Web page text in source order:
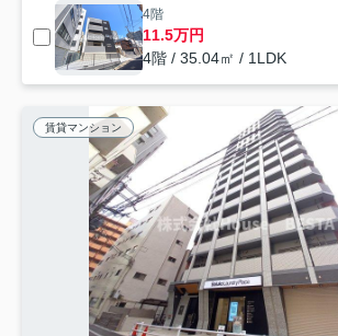
4階
11.5万円
4階 / 35.04㎡ / 1LDK
賃貸マンション